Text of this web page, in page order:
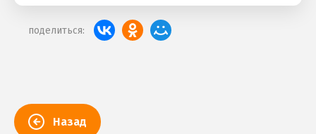
поделиться:
Назад